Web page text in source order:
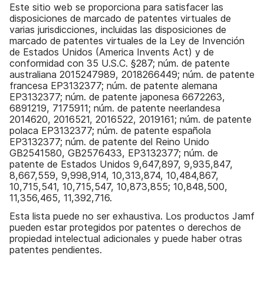
Este sitio web se proporciona para satisfacer las
disposiciones de marcado de patentes virtuales de
varias jurisdicciones, incluidas las disposiciones de
marcado de patentes virtuales de la Ley de Invención
de Estados Unidos (America Invents Act) y de
conformidad con 35 U.S.C. §287; núm. de patente
australiana 2015247989, 2018266449; núm. de patente
francesa EP3132377; núm. de patente alemana
EP3132377; núm. de patente japonesa 6672263,
6891219, 7175911; núm. de patente neerlandesa
2014620, 2016521, 2016522, 2019161; núm. de patente
polaca EP3132377; núm. de patente española
EP3132377; núm. de patente del Reino Unido
GB2541580, GB2576433, EP3132377; núm. de
patente de Estados Unidos 9,647,897, 9,935,847,
8,667,559, 9,998,914, 10,313,874, 10,484,867,
10,715,541, 10,715,547, 10,873,855; 10,848,500,
11,356,465, 11,392,716.
Esta lista puede no ser exhaustiva. Los productos Jamf
pueden estar protegidos por patentes o derechos de
propiedad intelectual adicionales y puede haber otras
patentes pendientes.